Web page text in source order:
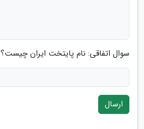
سوال اتفاقی: نام پایتخت ایران چیست؟
ارسال